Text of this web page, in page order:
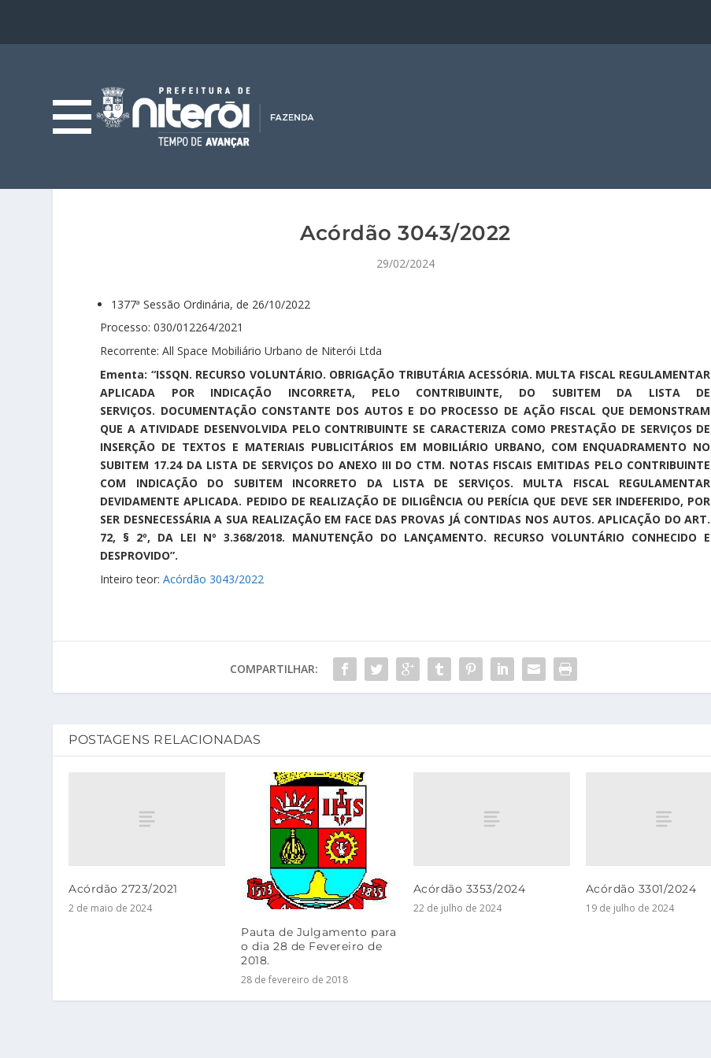
Acórdão 3043/2022
29/02/2024
1377ª Sessão Ordinária, de 26/10/2022
Processo: 030/012264/2021
Recorrente: All Space Mobiliário Urbano de Niterói Ltda
Ementa: “ISSQN. RECURSO VOLUNTÁRIO. OBRIGAÇÃO TRIBUTÁRIA ACESSÓRIA. MULTA FISCAL REGULAMENTAR
APLICADA POR INDICAÇÃO INCORRETA, PELO CONTRIBUINTE, DO SUBITEM DA LISTA DE
SERVIÇOS. DOCUMENTAÇÃO CONSTANTE DOS AUTOS E DO PROCESSO DE AÇÃO FISCAL QUE DEMONSTRAM
QUE A ATIVIDADE DESENVOLVIDA PELO CONTRIBUINTE SE CARACTERIZA COMO PRESTAÇÃO DE SERVIÇOS DE
INSERÇÃO DE TEXTOS E MATERIAIS PUBLICITÁRIOS EM MOBILIÁRIO URBANO, COM ENQUADRAMENTO NO
SUBITEM 17.24 DA LISTA DE SERVIÇOS DO ANEXO III DO CTM. NOTAS FISCAIS EMITIDAS PELO CONTRIBUINTE
COM INDICAÇÃO DO SUBITEM INCORRETO DA LISTA DE SERVIÇOS. MULTA FISCAL REGULAMENTAR
DEVIDAMENTE APLICADA. PEDIDO DE REALIZAÇÃO DE DILIGÊNCIA OU PERÍCIA QUE DEVE SER INDEFERIDO, POR
SER DESNECESSÁRIA A SUA REALIZAÇÃO EM FACE DAS PROVAS JÁ CONTIDAS NOS AUTOS. APLICAÇÃO DO ART.
72, § 2º, DA LEI Nº 3.368/2018. MANUTENÇÃO DO LANÇAMENTO. RECURSO VOLUNTÁRIO CONHECIDO E
DESPROVIDO”.
Inteiro teor:Acórdão 3043/2022
COMPARTILHAR:
POSTAGENS RELACIONADAS
Acórdão 2723/2021
2 de maio de 2024
Pauta de Julgamento para
o dia 28 de Fevereiro de
2018.
28 de fevereiro de 2018
Acórdão 3353/2024
22 de julho de 2024
Acórdão 3301/2024
19 de julho de 2024